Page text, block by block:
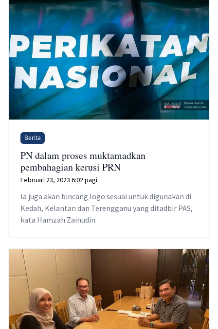
Berita
PN dalam proses muktamadkan
pembahagian kerusi PRN
Februari 23, 2023 6:02 pagi
Ia juga akan bincang logo sesuai untuk digunakan di
Kedah, Kelantan dan Terengganu yang ditadbir PAS,
kata Hamzah Zainudin.